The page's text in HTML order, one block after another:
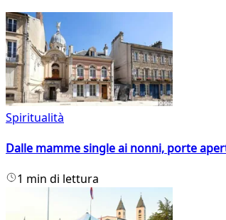
Spiritualità
Dalle mamme single ai nonni, porte
1 min di lettura